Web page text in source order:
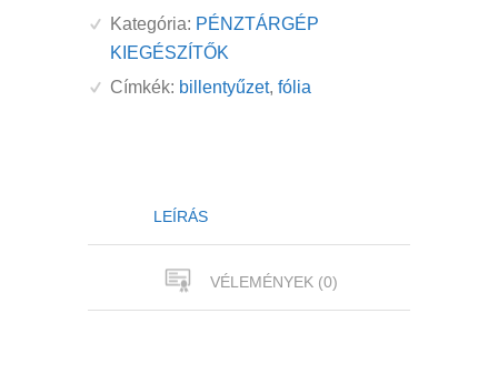
Kategória: PÉNZTÁRGÉP
KIEGÉSZÍTŐK
Címkék: billentyűzet, fólia
LEÍRÁS
VÉLEMÉNYEK (0)